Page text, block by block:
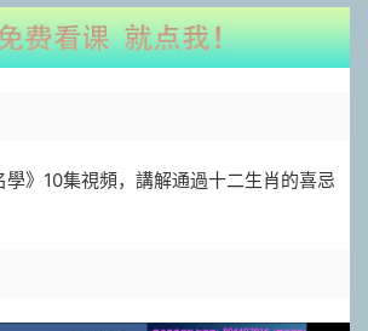
》10集視頻，講解通過十二生肖的喜忌